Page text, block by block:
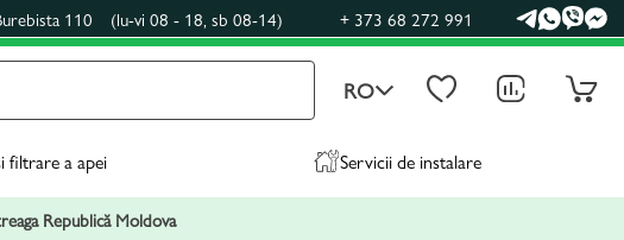
110 (lu-vi 08 - 18, sb 08-14) + 373 68 272 991
RO
filtrare a apei Servicii de instalare
Republică Moldova